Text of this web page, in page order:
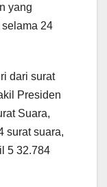
yang
24
dari surat
Presiden
Suara,
surat suara,
5 32.784